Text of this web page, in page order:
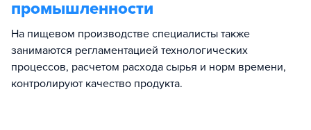
промышленности
На пищевом производстве специалисты также
занимаются регламентацией технологических
процессов, расчетом расхода сырья и норм времени,
контролируют качество продукта.